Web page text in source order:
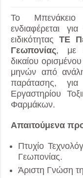
Το Μπενάκειο
ενδιαφέρεται
ειδικότηταςTE
Γεωπονίας, με
δικαίου
μηνών από
παράτασης,
Εργαστηρίου
Φαρμάκων.
Απαιτούμενα
Πτυχίο
Γεωπονίας.
Άριστη Γνώση